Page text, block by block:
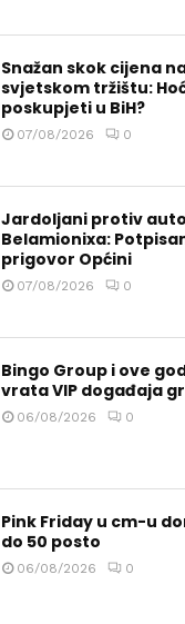
Snažan skok cijena
svjetskom tržištu:
poskupjeti u BiH?
07/08/2026 0
Jardoljani protiv
Belamionixa:
prigovor Općini
07/08/2026 0
Bingo Group i ove
vrata VIP događaja
06/08/2026 0
Pink Friday u cm-u
do 50 posto
06/08/2026 0